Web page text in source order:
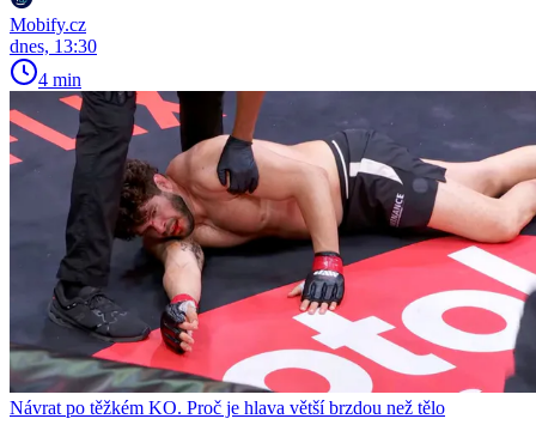
Mobify.cz
dnes, 13:30
4 min
Návrat po těžkém KO. Proč je hlava větší brzdou než tělo